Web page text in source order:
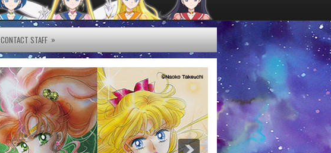
CONTACT STAFF »